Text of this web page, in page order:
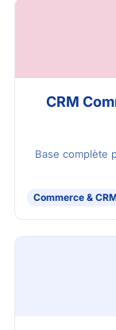
CRM
Base complète
Commerce &